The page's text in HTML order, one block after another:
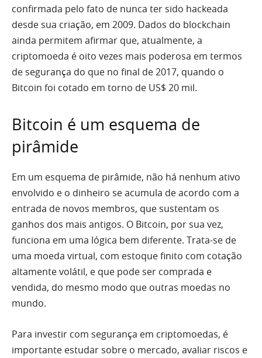
confirmada pelo fato de nunca ter sido hackeada
desde sua criação, em 2009. Dados do blockchain
ainda permitem afirmar que, atualmente, a
criptomoeda é oito vezes mais poderosa em termos
de segurança do que no final de 2017, quando o
Bitcoin foi cotado em torno de US$ 20 mil.
Bitcoin é um esquema de
pirâmide
Em um esquema de pirâmide, não há nenhum ativo
envolvido e o dinheiro se acumula de acordo com a
entrada de novos membros, que sustentam os
ganhos dos mais antigos. O Bitcoin, por sua vez,
funciona em uma lógica bem diferente. Trata-se de
uma moeda virtual, com estoque finito com cotação
altamente volátil, e que pode ser comprada e
vendida, do mesmo modo que outras moedas no
mundo.
Para investir com segurança em criptomoedas, é
importante estudar sobre o mercado, avaliar riscos e